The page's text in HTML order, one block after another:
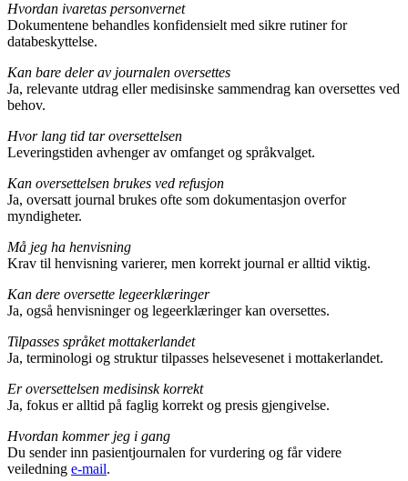
Hvordan ivaretas personvernet
Dokumentene behandles konfidensielt med sikre rutiner for
databeskyttelse.
Kan bare deler av journalen oversettes
Ja, relevante utdrag eller medisinske sammendrag kan oversettes ved
behov.
Hvor lang tid tar oversettelsen
Leveringstiden avhenger av omfanget og språkvalget.
Kan oversettelsen brukes ved refusjon
Ja, oversatt journal brukes ofte som dokumentasjon overfor
myndigheter.
Må jeg ha henvisning
Krav til henvisning varierer, men korrekt journal er alltid viktig.
Kan dere oversette legeerklæringer
Ja, også henvisninger og legeerklæringer kan oversettes.
Tilpasses språket mottakerlandet
Ja, terminologi og struktur tilpasses helsevesenet i mottakerlandet.
Er oversettelsen medisinsk korrekt
Ja, fokus er alltid på faglig korrekt og presis gjengivelse.
Hvordan kommer jeg i gang
Du sender inn pasientjournalen for vurdering og får videre
veiledning e-mail.